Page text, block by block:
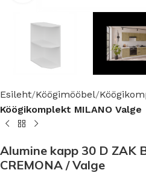
Esileht Köögimööbel
Köögikomplekt MILANO Valge
Alumine kapp 30 D ZAK
CREMONA / Valge